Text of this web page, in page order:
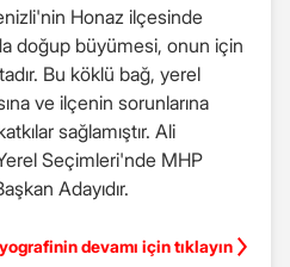
Honaz ilçesinde
doğup büyümesi, onun için
Bu köklü bağ, yerel
ve ilçenin sorunlarına
sağlamıştır. Ali
Seçimleri'nde MHP
Adayıdır.
devamı için tıklayın